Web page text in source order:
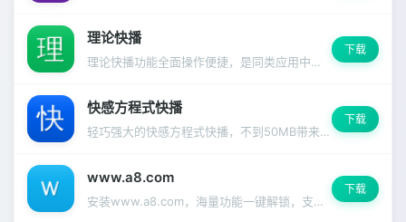
理论快播
理论快播功能全面操作便捷，是同类应用中的佼佼者。
下载
快感方程式快播
轻巧强大的快感方程式快播，不到50MB带来无限可能
下载
www.a8.com
安装www.a8.com，海量功能一键解锁，支持深色模式和多语言切换。
下载